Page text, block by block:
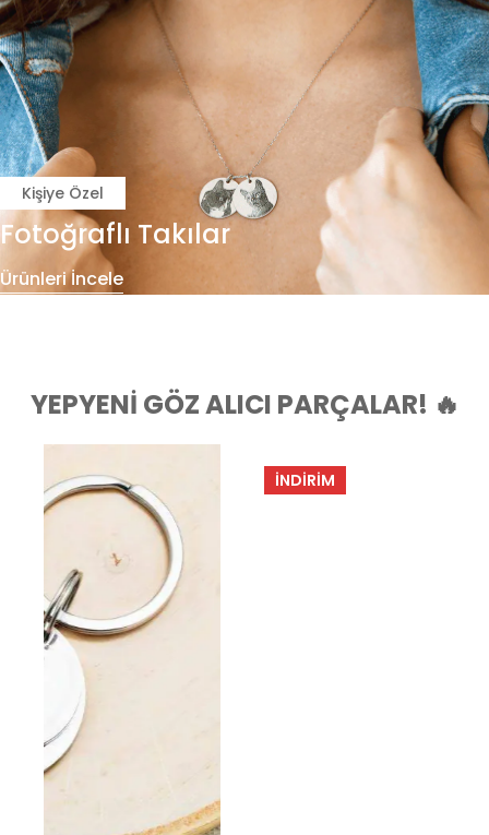
Kişiye Özel
Fotoğraflı Takılar
Ürünleri İncele
YEPYENI GÖZ ALICI PARÇALAR! 🔥
İNDIRIM